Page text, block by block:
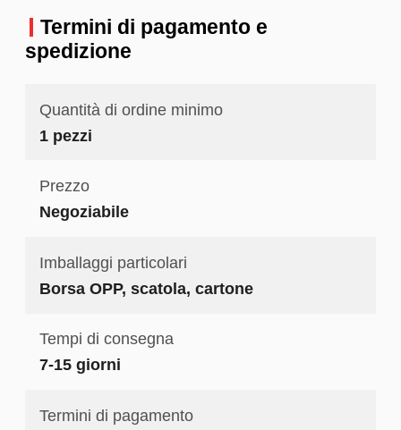
Termini di pagamento e
spedizione
Quantità di ordine minimo
1 pezzi
Prezzo
Negoziabile
Imballaggi particolari
Borsa OPP, scatola, cartone
Tempi di consegna
7-15 giorni
Termini di pagamento